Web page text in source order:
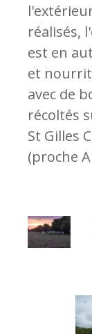
réalisés,
est en
et
avec de
récoltés
St Gilles
(proche